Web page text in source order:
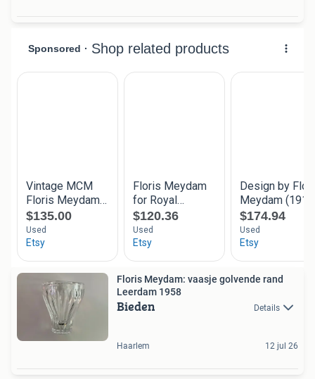
Floris Meydam: vaasje golvende rand
Leerdam 1958
Bieden Details
Haarlem 12 jul 26